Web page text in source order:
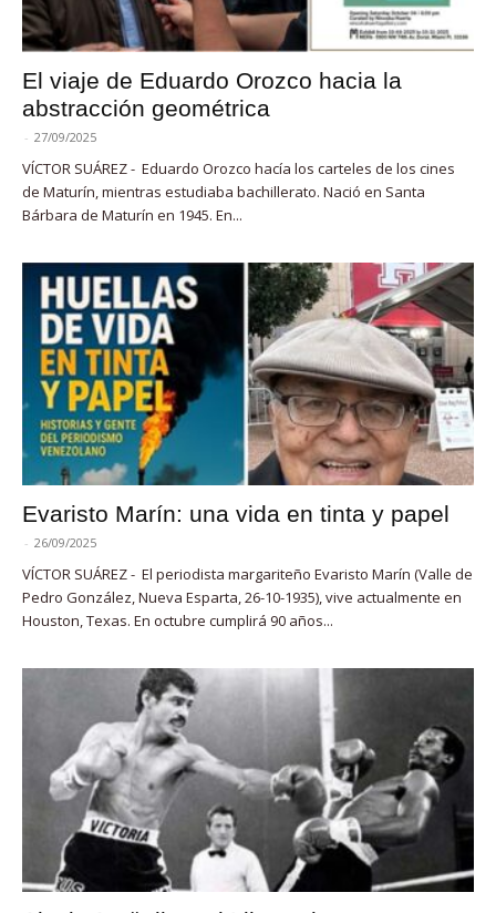
El viaje de Eduardo Orozco hacia la
abstracción geométrica
- 27/09/2025
VÍCTOR SUÁREZ - Eduardo Orozco hacía los carteles de los cines
de Maturín, mientras estudiaba bachillerato. Nació en Santa
Bárbara de Maturín en 1945. En...
Evaristo Marín: una vida en tinta y papel
- 26/09/2025
VÍCTOR SUÁREZ - El periodista margariteño Evaristo Marín (Valle de
Pedro González, Nueva Esparta, 26-10-1935), vive actualmente en
Houston, Texas. En octubre cumplirá 90 años...